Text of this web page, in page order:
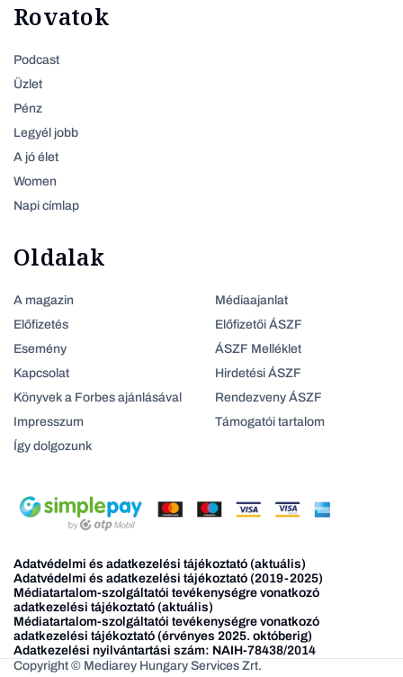
Rovatok
Podcast
Üzlet
Pénz
Legyél jobb
A jó élet
Women
Napi címlap
Oldalak
A magazin
Előfizetés
Esemény
Kapcsolat
Könyvek a Forbes ajánlásával
Impresszum
Így dolgozunk
Médiaajanlat
Előfizetői ÁSZF
ÁSZF Melléklet
Hirdetési ÁSZF
Rendezveny ÁSZF
Támogatói tartalom
Adatvédelmi és adatkezelési tájékoztató (aktuális)
Adatvédelmi és adatkezelési tájékoztató (2019-2025)
Médiatartalom-szolgáltatói tevékenységre vonatkozó
adatkezelési tájékoztató (aktuális)
Médiatartalom-szolgáltatói tevékenységre vonatkozó
adatkezelési tájékoztató (érvényes 2025. októberig)
Adatkezelési nyilvántartási szám: NAIH-78438/2014
Copyright © Mediarey Hungary Services Zrt.